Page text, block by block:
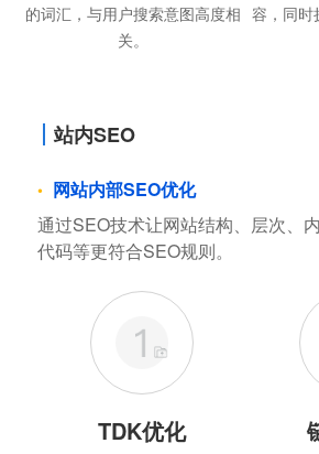
的词汇，与用户搜索意图高度相
关。
容，同时
站内SEO
网站内部SEO优化
通过SEO技术让网站结构、层次、
代码等更符合SEO规则。
TDK优化